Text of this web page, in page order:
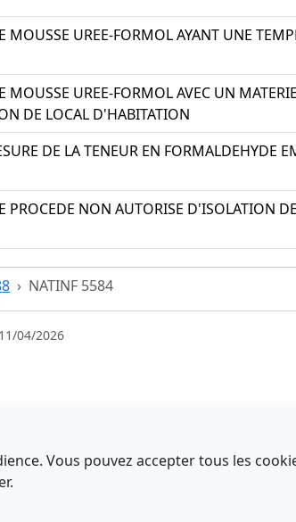
MOUSSE UREE-FORMOL AYANT UNE
MOUSSE UREE-FORMOL AVEC UN
DE LOCAL D'HABITATION
DE LA TENEUR EN FORMALDEHYDE
PROCEDE NON AUTORISE D'ISOLATION
NATINF 5584
04/2026
Vous pouvez accepter tous les